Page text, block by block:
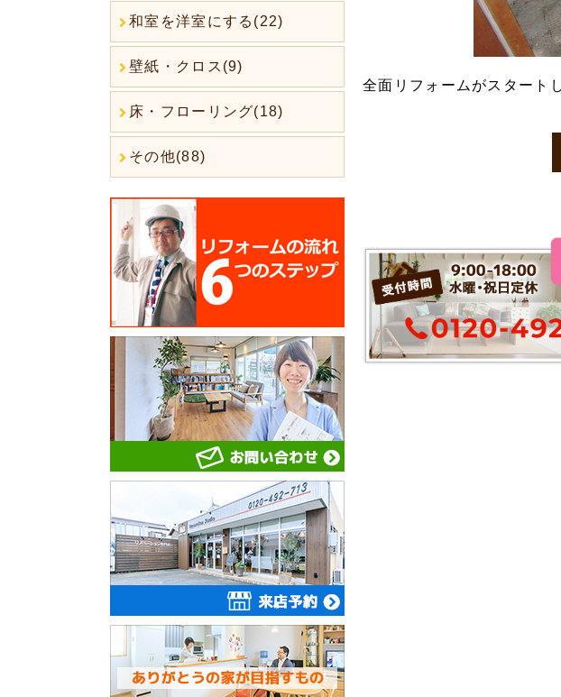
全面リフォームがスタート
和室を洋室にする(22)
壁紙・クロス(9)
床・フローリング(18)
その他(88)